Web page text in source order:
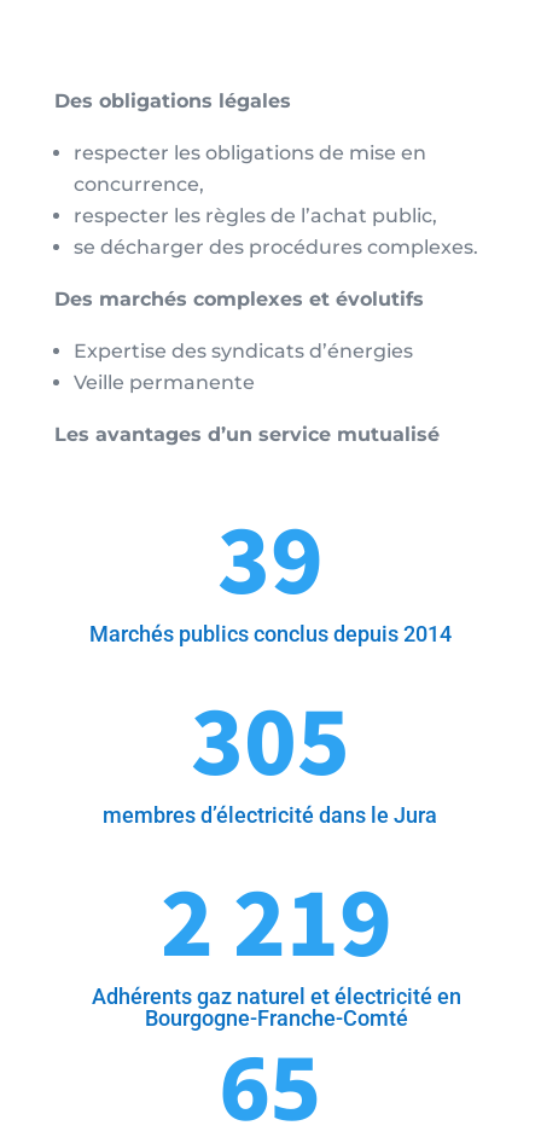
Des obligations légales
respecter les obligations de mise en
concurrence,
respecter les règles de l’achat public,
se décharger des procédures complexes.
Des marchés complexes et évolutifs
Expertise des syndicats d’énergies
Veille permanente
Les avantages d’un service mutualisé
39
Marchés publics conclus depuis 2014
305
membres d’électricité dans le Jura
2 219
Adhérents gaz naturel et électricité en
Bourgogne-Franche-Comté
65